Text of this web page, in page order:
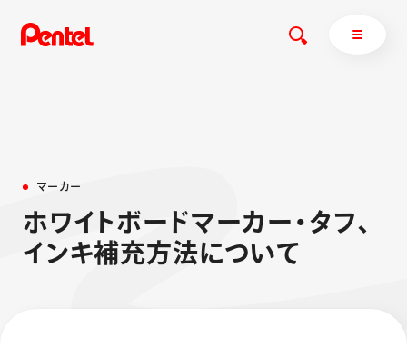
エナージェル サインペン
商品を探すトップ
ボールペン
ペン
ぺんてるについて
マー カー
ホワイ トボー ドマーカ ー ・ タフ、
インキ補充方法について